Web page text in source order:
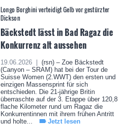
Longo Borghini verteidigt Gelb vor gestürzter
Dickson
Bäckstedt lässt in Bad Ragaz die
Konkurrenz alt aussehen
19.06.2026 |
(rsn) – Zoe Bäckstedt
(Canyon – SRAM) hat bei der Tour de
Suisse Women (2.WWT) den ersten und
einzigen Massensprint für sich
entschieden. Die 21-jährige Britin
überraschte auf der 3. Etappe über 120,8
flache Kilometer rund um Ragaz die
Konkurrentinnen mit ihrem frühen Antritt
und holte...
Jetzt lesen